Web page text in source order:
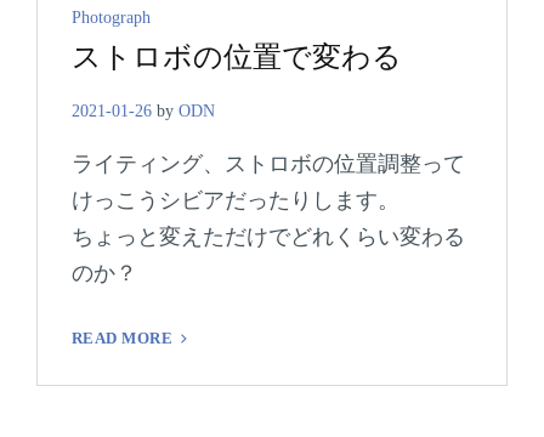
Cat
Links
Photograph
ストロボの位置で変わる
2021-01-26 by ODN
ライティング、ストロボの位置調整って
けっこうシビアだったりします。
ちょっと変えただけでどれくらい変わる
のか？
READ MORE
ロ